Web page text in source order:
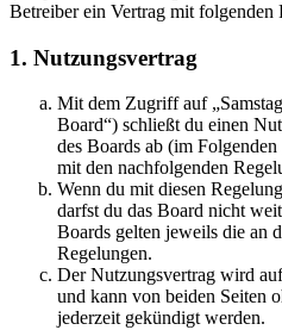
Betreiber ein Vertrag mit folgenden
1. Nutzungsvertrag
Mit dem Zugriff auf
Board“) schließt du einen
des Boards ab (im
mit den nachfolgenden
Wenn du mit diesen
darfst du das Board nicht
Boards gelten jeweils die an
Regelungen.
Der Nutzungsvertrag wird
und kann von beiden Seiten
jederzeit gekündigt werden.